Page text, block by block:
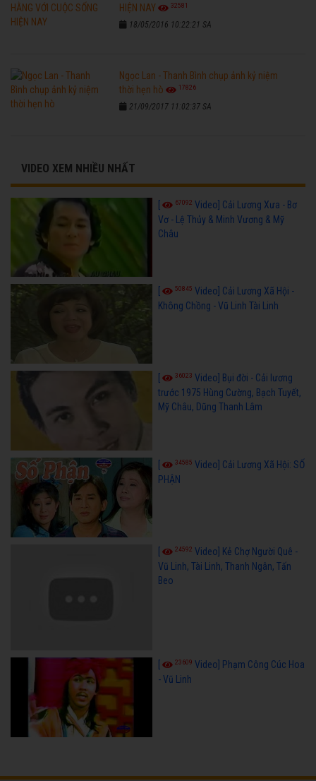
HIỆN NAY
32581
18/05/2016 10:22:21 SA
Ngọc Lan - Thanh Bình chụp ảnh kỷ niệm
thời hẹn hò
17826
21/09/2017 11:02:37 SA
VIDEO XEM NHIỀU NHẤT
[ 67092 Video] Cải Lương Xưa - Bơ
Vơ - Lệ Thủy & Minh Vương & Mỹ
Châu
50845 Video] Cải Lương Xã Hội -
Không Chồng - Vũ Linh Tài Linh
36023 Video] Bụi đời - Cải lương
trước 1975 Hùng Cường, Bạch Tuyết,
Mỹ Châu, Dũng Thanh Lâm
34585 Video] Cải Lương Xã Hội: SỐ
PHẬN
24592 Video] Kẻ Chợ Người Quê -
Vũ Linh, Tài Linh, Thanh Ngân, Tấn
Beo
23609 Video] Phạm Công Cúc Hoa
- Vũ Linh